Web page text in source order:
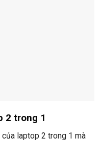
2 trong 1
laptop 2 trong 1 mà